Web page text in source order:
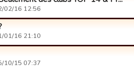
02/16 12:56
01/16 21:10
10/15 07:37